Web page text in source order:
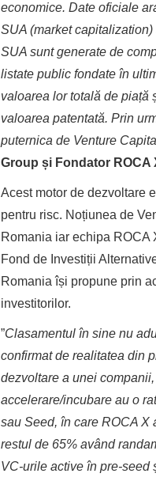
economice. Date oficiale
SUA (market
SUA sunt generate de
listate public fondate în
valoarea lor totală de piață
valoarea patentată. Prin
puternica de Venture
Group și Fondator ROCA
Acest motor de dezvoltare
pentru risc. Noțiunea de
Romania iar echipa ROCA
Fond de Investiții
Romania își propune prin
investitorilor.
”Clasamentul în sine nu
confirmat de realitatea din
dezvoltare a unei
accelerare/incubare au o
sau Seed, în care ROCA X
restul de 65% având
VC-urile active în pre-seed